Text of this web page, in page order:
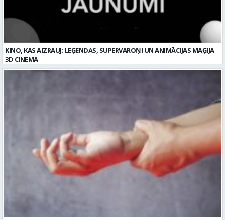
KINO, KAS AIZRAUJ: LEĢENDAS, SUPERVAROŅI UN ANIMĀCIJAS MAĢIJA
3D CINEMA